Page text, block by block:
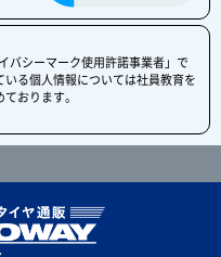
バシーマーク使用許諾事業者」で
る個人情報については社員教育を
おります。